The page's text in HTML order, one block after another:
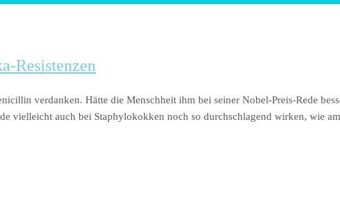
Resistenzen
verdanken. Hätte die Menschheit ihm bei seiner Nobel-Preis-Rede
vielleicht auch bei Staphylokokken noch so durchschlagend wirken, wie